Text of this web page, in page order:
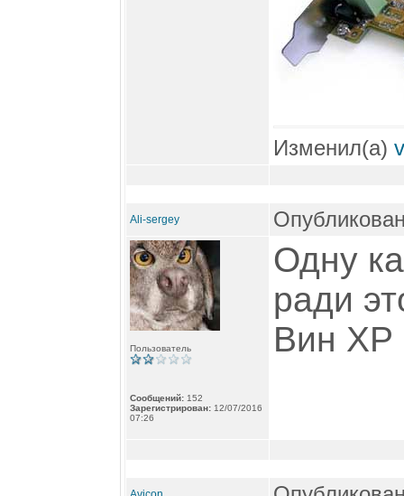
Изменил(а)
Ali-sergey
Пользователь
Сообщений: 152
Зарегистрирован: 12/07/2016
07:26
Одну
ради
Вин ХР